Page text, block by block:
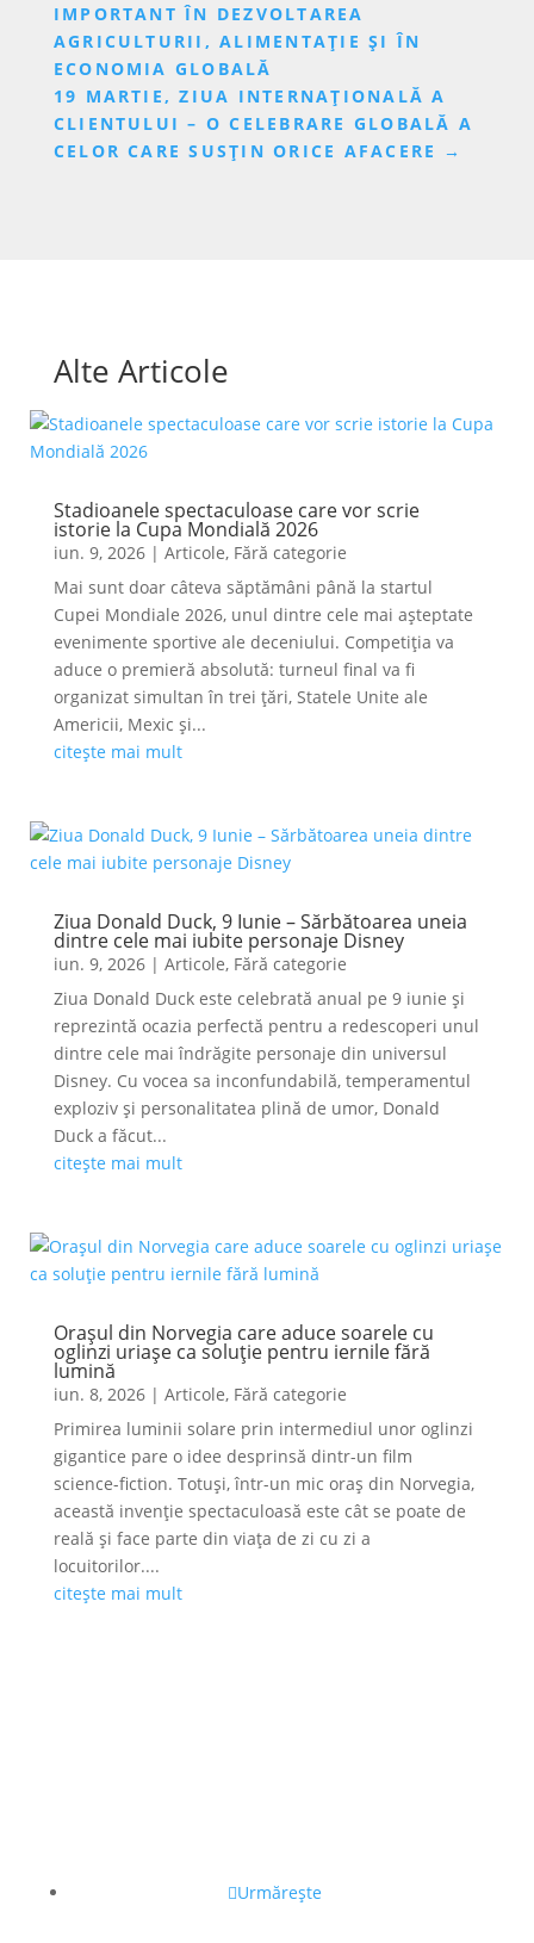
IMPORTANT ÎN DEZVOLTAREA
AGRICULTURII, ALIMENTAȚIE ȘI ÎN
ECONOMIA GLOBALĂ
19 MARTIE, ZIUA INTERNAȚIONALĂ A
CLIENTULUI – O CELEBRARE GLOBALĂ A
CELOR CARE SUSȚIN ORICE AFACERE →
Alte Articole
Stadioanele spectaculoase care vor scrie
istorie la Cupa Mondială 2026
iun. 9, 2026| Articole, Fără categorie
Mai sunt doar câteva săptămâni până la startul
Cupei Mondiale 2026, unul dintre cele mai așteptate
evenimente sportive ale deceniului. Competiția va
aduce o premieră absolută: turneul final va fi
organizat simultan în trei țări, Statele Unite ale
Americii, Mexic și...
citește mai mult
Ziua Donald Duck, 9 Iunie – Sărbătoarea uneia
dintre cele mai iubite personaje Disney
iun. 9, 2026| Articole, Fără categorie
Ziua Donald Duck este celebrată anual pe 9 iunie și
reprezintă ocazia perfectă pentru a redescoperi unul
dintre cele mai îndrăgite personaje din universul
Disney. Cu vocea sa inconfundabilă, temperamentul
exploziv și personalitatea plină de umor, Donald
Duck a făcut...
citește mai mult
Orașul din Norvegia care aduce soarele cu
oglinzi uriașe ca soluție pentru iernile fără
lumină
iun. 8, 2026| Articole, Fără categorie
Primirea luminii solare prin intermediul unor oglinzi
gigantice pare o idee desprinsă dintr-un film
science-fiction. Totuși, într-un mic oraș din Norvegia,
această invenție spectaculoasă este cât se poate de
reală și face parte din viața de zi cu zi a
locuitorilor....
citește mai mult
Urmărește